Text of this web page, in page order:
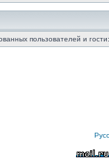
пользователей и